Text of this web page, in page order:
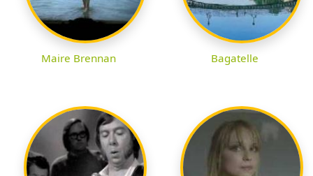
Maire Brennan Bagatelle